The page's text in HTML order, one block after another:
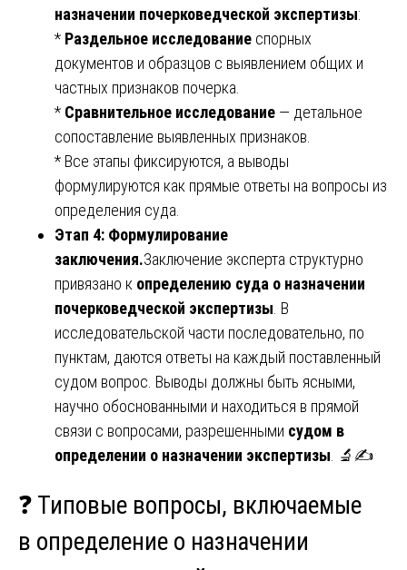
назначении почерковедческой экспертизы:
* Раздельное исследование спорных
документов и образцов с выявлением общих и
частных признаков почерка.
* Сравнительное исследование — детальное
сопоставление выявленных признаков.
* Все этапы фиксируются, а выводы
формулируются как прямые ответы на вопросы из
определения суда.
Этап 4: Формулирование
заключения.Заключение эксперта структурно
привязано к определению суда о назначении
почерковедческой экспертизы . В
исследовательской части последовательно, по
пунктам, даются ответы на каждый поставленный
судом вопрос. Выводы должны быть ясными,
научно обоснованными и находиться в прямой
связи с вопросами, разрешенными судом в
определении о назначении экспертизы . 🔬✍️
❓ Типовые вопросы, включаемые
в определение о назначении